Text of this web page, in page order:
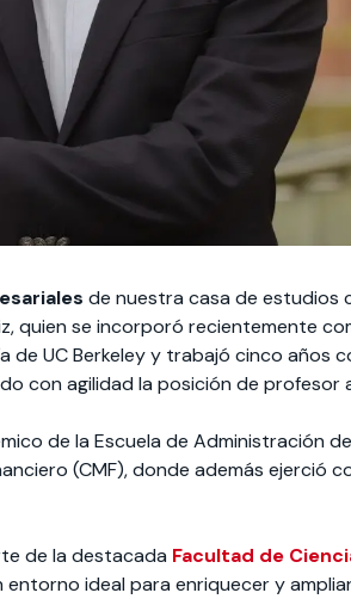
de nuestra casa de estudios
quien se incorporó recientemente
de UC Berkeley y trabajó cinco años
con agilidad la posición de profesor
de la Escuela de Administración
(CMF), donde además ejerció
de la destacada Facultad de
ideal para enriquecer y